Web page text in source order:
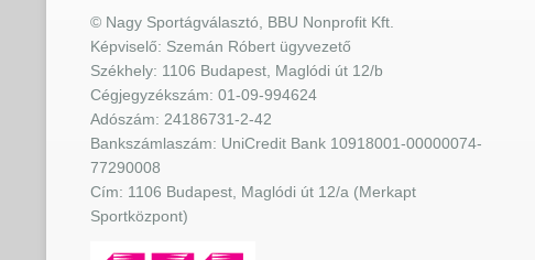
© Nagy Sportágválasztó, BBU Nonprofit Kft.
Képviselő: Szemán Róbert ügyvezető
Székhely: 1106 Budapest, Maglódi út 12/b
Cégjegyzékszám: 01-09-994624
Adószám: 24186731-2-42
Bankszámlaszám: UniCredit Bank 10918001-00000074-
77290008
Cím: 1106 Budapest, Maglódi út 12/a (Merkapt
Sportközpont)